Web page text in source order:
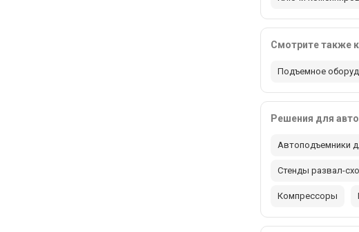
Смотрите также
Подъемное
Решения для
Автоподъемники
Стенды развал-
Компрессоры